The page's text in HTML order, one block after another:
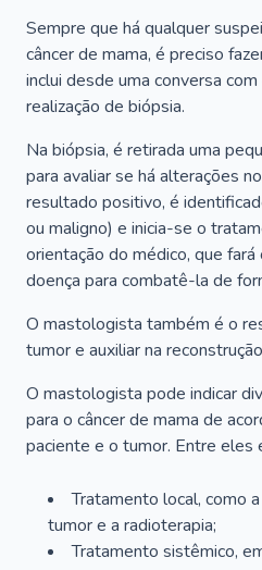
Sempre que há qualquer
câncer de mama, é preciso
inclui desde uma conversa
realização de biópsia.
Na biópsia, é retirada uma
para avaliar se há alterações
resultado positivo, é
ou maligno) e inicia-se o
orientação do médico, que
doença para combatê-la de
O mastologista também é o
tumor e auxiliar na
O mastologista pode indicar
para o câncer de mama de
paciente e o tumor. Entre eles
Tratamento local, como
tumor e a radioterapia;
Tratamento sistêmico,